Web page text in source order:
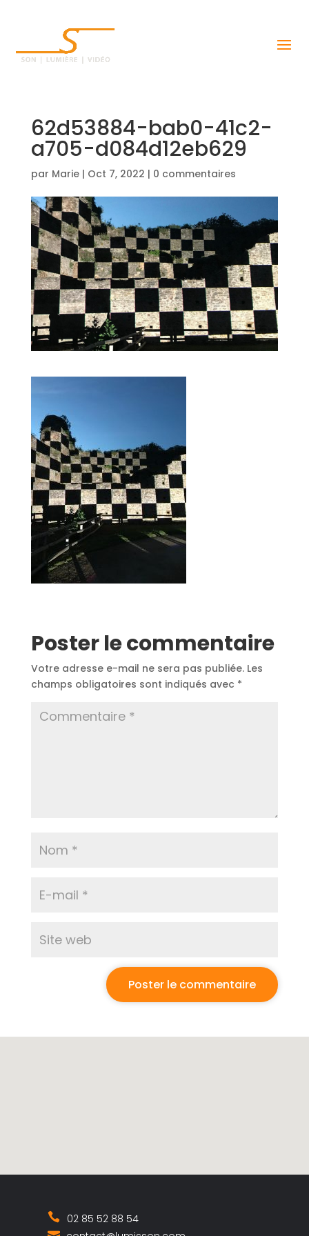
62d53884-bab0-41c2-
a705-d084d12eb629
par Marie| Oct 7, 2022 | 0 commentaires
Poster le commentaire
Votre adresse e-mail ne sera pas publiée. Les
champs obligatoires sont indiqués avec *
02 85 52 88 54